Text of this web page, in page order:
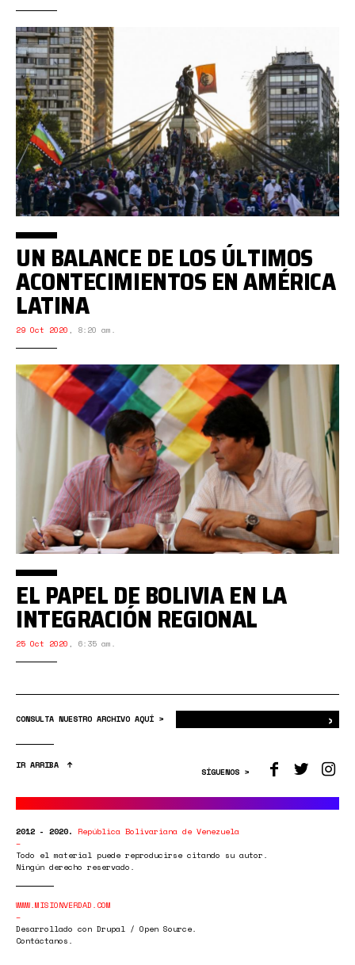
UN BALANCE DE LOS ÚLTIMOS
ACONTECIMIENTOS EN AMÉRICA
LATINA
29 Oct 2020 , 8:20 am.
EL PAPEL DE BOLIVIA EN LA
INTEGRACIÓN REGIONAL
25 Oct 2020 , 6:35 am.
CONSULTA NUESTRO ARCHIVO AQUÍ > ›
IR ARRIBA
SÍGUENOS >
2012 - 2020. República Bolivariana de Venezuela
Todo el material puede reproducirse citando su autor.
Ningún derecho reservado.
WWW.MISIONVERDAD.COM
Desarrollado con Drupal / Open Source.
Contáctanos.